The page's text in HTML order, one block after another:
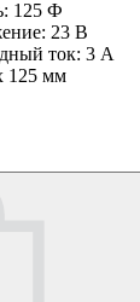
125 Ф
23 В
ток: 3 А
125 мм